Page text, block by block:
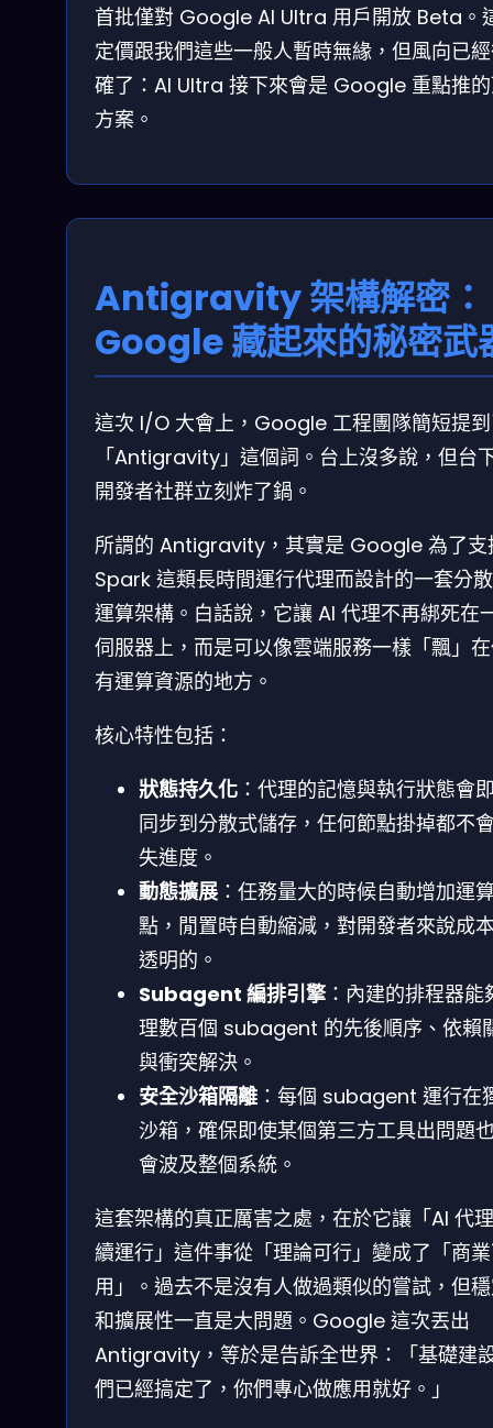
首批僅對 Google AI Ultra 用戶開放 Beta。
定價跟我們這些一般人暫時無緣，但風向已
確了：AI Ultra 接下來會是 Google 重點推
方案。
Antigravity 架構解密：
Google 藏起來的秘密武
這次 I/O 大會上，Google 工程團隊簡短提
「Antigravity」這個詞。台上沒多說，但台
開發者社群立刻炸了鍋。
所謂的 Antigravity，其實是 Google 為了支
Spark 這類長時間運行代理而設計的一套分
運算架構。白話說，它讓 AI 代理不再綁死在
伺服器上，而是可以像雲端服務一樣「飄」
有運算資源的地方。
核心特性包括：
狀態持久化 ：代理的記憶與執行狀態會
同步到分散式儲存，任何節點掛掉都不
失進度。
動態擴展 ：任務量大的時候自動增加運
點，閒置時自動縮減，對開發者來說成
透明的。
Subagent 編排引擎：內建的排程器能
理數百個 subagent 的先後順序、依賴
與衝突解決。
安全沙箱隔離 ：每個 subagent 運行在
沙箱，確保即使某個第三方工具出問題
會波及整個系統。
這套架構的真正厲害之處，在於它讓「AI 代
續運行」這件事從「理論可行」變成了「商
用」。過去不是沒有人做過類似的嘗試，但
和擴展性一直是大問題。Google 這次丟出
Antigravity，等於是告訴全世界：「基礎建
們已經搞定了，你們專心做應用就好。」